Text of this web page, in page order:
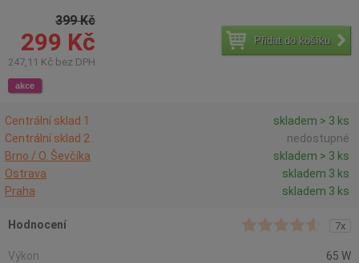
399 Kč
299 Kč
247,11 Kč bez DPH
Přidat do košíku
akce
Centrální sklad 1
skladem > 3 ks
Centrální sklad 2
nedostupné
Brno / O. Ševčíka
skladem > 3 ks
Ostrava
skladem 3 ks
Praha
skladem 3 ks
Hodnocení 7x
Výkon
65 W